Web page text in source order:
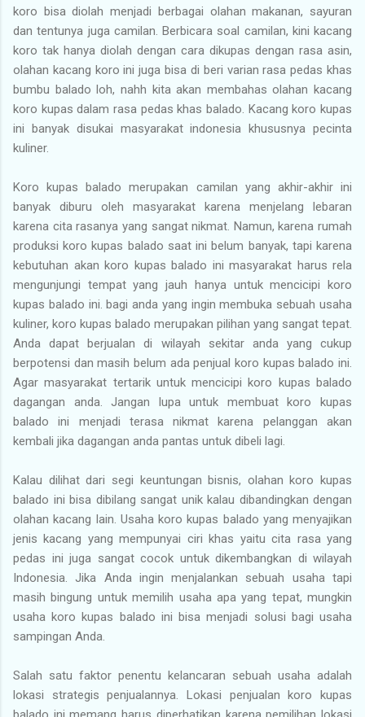
koro bisa diolah menjadi berbagai olahan makanan, sayuran
dan tentunya juga camilan. Berbicara soal camilan, kini kacang
koro tak hanya diolah dengan cara dikupas dengan rasa asin,
olahan kacang koro ini juga bisa di beri varian rasa pedas khas
bumbu balado loh, nahh kita akan membahas olahan kacang
koro kupas dalam rasa pedas khas balado. Kacang koro kupas
ini banyak disukai masyarakat indonesia khususnya pecinta
kuliner.
Koro kupas balado merupakan camilan yang akhir-akhir ini
banyak diburu oleh masyarakat karena menjelang lebaran
karena cita rasanya yang sangat nikmat. Namun, karena rumah
produksi koro kupas balado saat ini belum banyak, tapi karena
kebutuhan akan koro kupas balado ini masyarakat harus rela
mengunjungi tempat yang jauh hanya untuk mencicipi koro
kupas balado ini. bagi anda yang ingin membuka sebuah usaha
kuliner, koro kupas balado merupakan pilihan yang sangat tepat.
Anda dapat berjualan di wilayah sekitar anda yang cukup
berpotensi dan masih belum ada penjual koro kupas balado ini.
Agar masyarakat tertarik untuk mencicipi koro kupas balado
dagangan anda. Jangan lupa untuk membuat koro kupas
balado ini menjadi terasa nikmat karena pelanggan akan
kembali jika dagangan anda pantas untuk dibeli lagi.
Kalau dilihat dari segi keuntungan bisnis, olahan koro kupas
balado ini bisa dibilang sangat unik kalau dibandingkan dengan
olahan kacang lain. Usaha koro kupas balado yang menyajikan
jenis kacang yang mempunyai ciri khas yaitu cita rasa yang
pedas ini juga sangat cocok untuk dikembangkan di wilayah
Indonesia. Jika Anda ingin menjalankan sebuah usaha tapi
masih bingung untuk memilih usaha apa yang tepat, mungkin
usaha koro kupas balado ini bisa menjadi solusi bagi usaha
sampingan Anda.
Salah satu faktor penentu kelancaran sebuah usaha adalah
lokasi strategis penjualannya. Lokasi penjualan koro kupas